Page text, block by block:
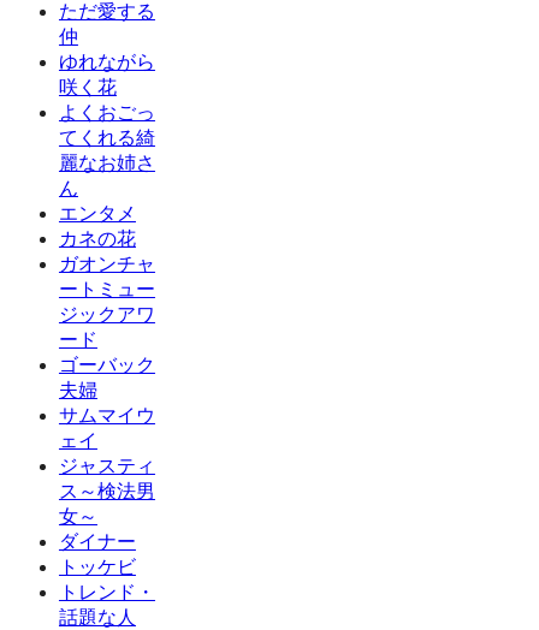
ただ愛する
仲
ゆれながら
咲く花
よくおごっ
てくれる綺
麗なお姉さ
ん
エンタメ
カネの花
ガオンチャ
ートミュー
ジックアワ
ード
ゴーバック
夫婦
サムマイウ
ェイ
ジャスティ
ス～検法男
女～
ダイナー
トッケビ
トレンド・
話題な人